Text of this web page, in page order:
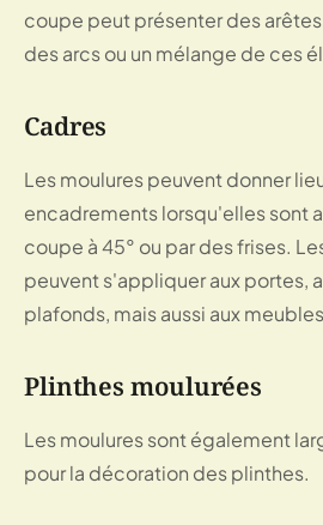
coupe peut présenter des
des arcs ou un mélange de ces
Cadres
Les moulures peuvent donner
encadrements lorsqu'elles sont
coupe à 45° ou par des frises.
peuvent s'appliquer aux portes,
plafonds, mais aussi aux
Plinthes moulurées
Les moulures sont également
pour la décoration des plinthes.